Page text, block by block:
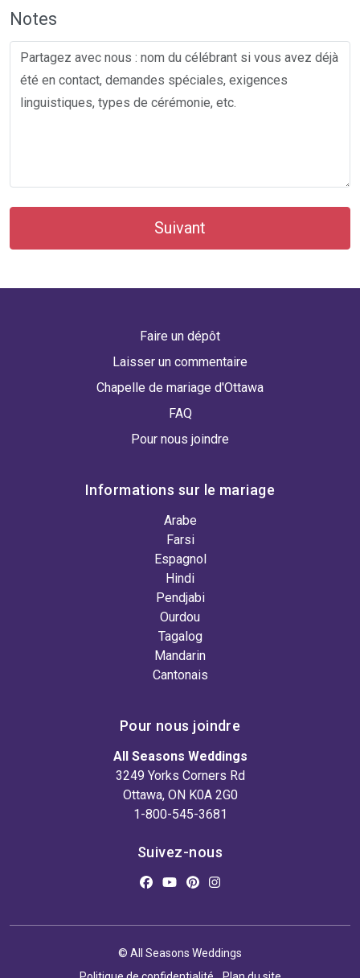
Notes
Suivant
Faire un dépôt
Laisser un commentaire
Chapelle de mariage d'Ottawa
FAQ
Pour nous joindre
Informations sur le mariage
Arabe
Farsi
Espagnol
Hindi
Pendjabi
Ourdou
Tagalog
Mandarin
Cantonais
Pour nous joindre
All Seasons Weddings
3249 Yorks Corners Rd
Ottawa, ON K0A 2G0
1-800-545-3681
Suivez-nous
© All Seasons Weddings